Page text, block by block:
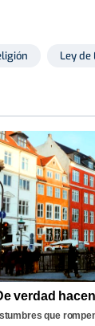
Ley de
verdad
que